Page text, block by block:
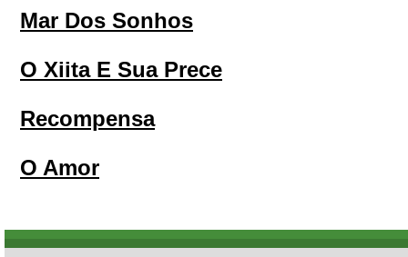
Mar Dos Sonhos
O Xiita E Sua Prece
Recompensa
O Amor